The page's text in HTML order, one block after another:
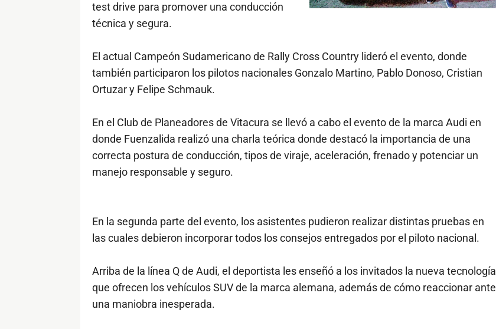
test drive para promover una conducción
técnica y segura.
El actual Campeón Sudamericano de Rally Cross Country lideró el evento, donde
también participaron los pilotos nacionales Gonzalo Martino, Pablo Donoso, Cristian
Ortuzar y Felipe Schmauk.
En el Club de Planeadores de Vitacura se llevó a cabo el evento de la marca Audi en
donde Fuenzalida realizó una charla teórica donde destacó la importancia de una
correcta postura de conducción, tipos de viraje, aceleración, frenado y potenciar un
manejo responsable y seguro.
En la segunda parte del evento, los asistentes pudieron realizar distintas pruebas en
las cuales debieron incorporar todos los consejos entregados por el piloto nacional.
Arriba de la línea Q de Audi, el deportista les enseñó a los invitados la nueva tecnología
que ofrecen los vehículos SUV de la marca alemana, además de cómo reaccionar ante
una maniobra inesperada.